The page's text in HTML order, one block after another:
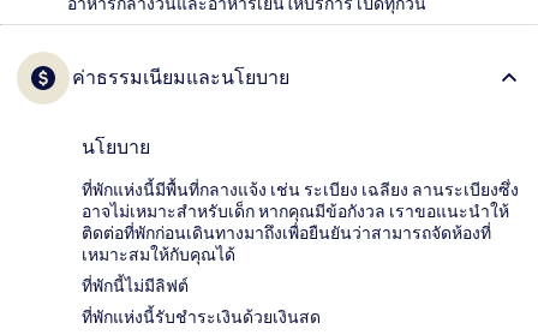
ค่าธรรมเนียมและนโยบาย
นโยบาย
ที่พักแห่งนี้มีพื้นที่กลางแจ้ง เช่น ระเบียง เฉลียง ลานระเบียงซึ่ง
อาจไม่เหมาะสำหรับเด็ก หากคุณมีข้อกังวล เราขอแนะนำให้
ติดต่อที่พักก่อนเดินทางมาถึงเพื่อยืนยันว่าสามารถจัดห้องที่
เหมาะสมให้กับคุณได้
ที่พักนี้ไม่มีลิฟต์
ที่พักแห่งนี้รับชำระเงินด้วยเงินสด